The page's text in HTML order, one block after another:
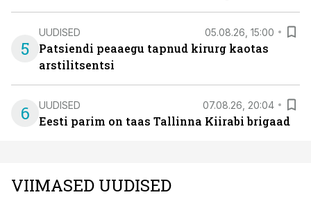
5
UUDISED 05.08.26, 15:00
Patsiendi peaaegu tapnud kirurg kaotas
arstilitsentsi
6 UUDISED 07.08.26, 20:04
Eesti parim on taas Tallinna Kiirabi brigaad
VIIMASED UUDISED